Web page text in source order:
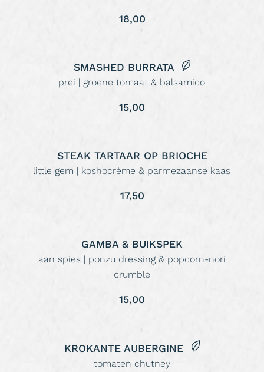
18,00
SMASHED BURRATA
prei | groene tomaat & balsamico
15,00
STEAK TARTAAR OP BRIOCHE
little gem | koshocrème & parmezaanse kaas
17,50
GAMBA & BUIKSPEK
aan spies | ponzu dressing & popcorn-nori
crumble
15,00
KROKANTE AUBERGINE
tomaten chutney